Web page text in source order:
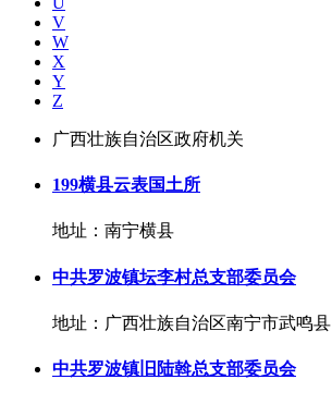
V
W
X
Y
Z
广西壮族自治区政府机关
199横县云表国土所
地址：南宁横县
中共罗波镇坛李村总支部委员会
地址：广西壮族自治区南宁市武鸣县
中共罗波镇旧陆斡总支部委员会